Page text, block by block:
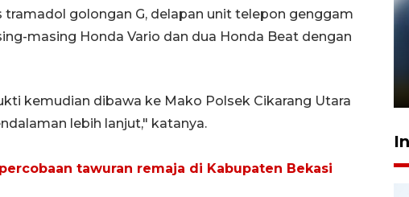
golongan G, delapan unit telepon genggam
masing Honda Vario dan dua Honda Beat dengan
kemudian dibawa ke Mako Polsek Cikarang Utara
lebih lanjut," katanya.
tawuran remaja di Kabupaten Bekasi
Pelanggan Filaha Farm setia